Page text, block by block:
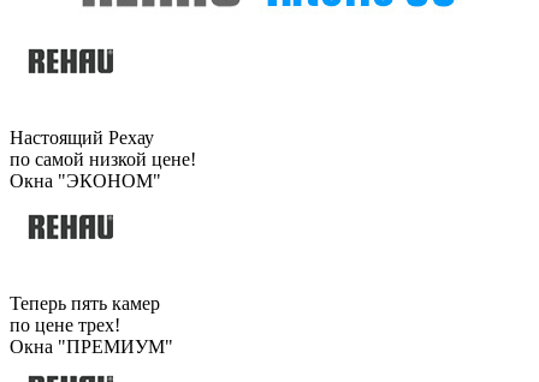
Настоящий Рехау
по самой низкой цене!
Окна "ЭКОНОМ"
Теперь пять камер
по цене трех!
Окна "ПРЕМИУМ"